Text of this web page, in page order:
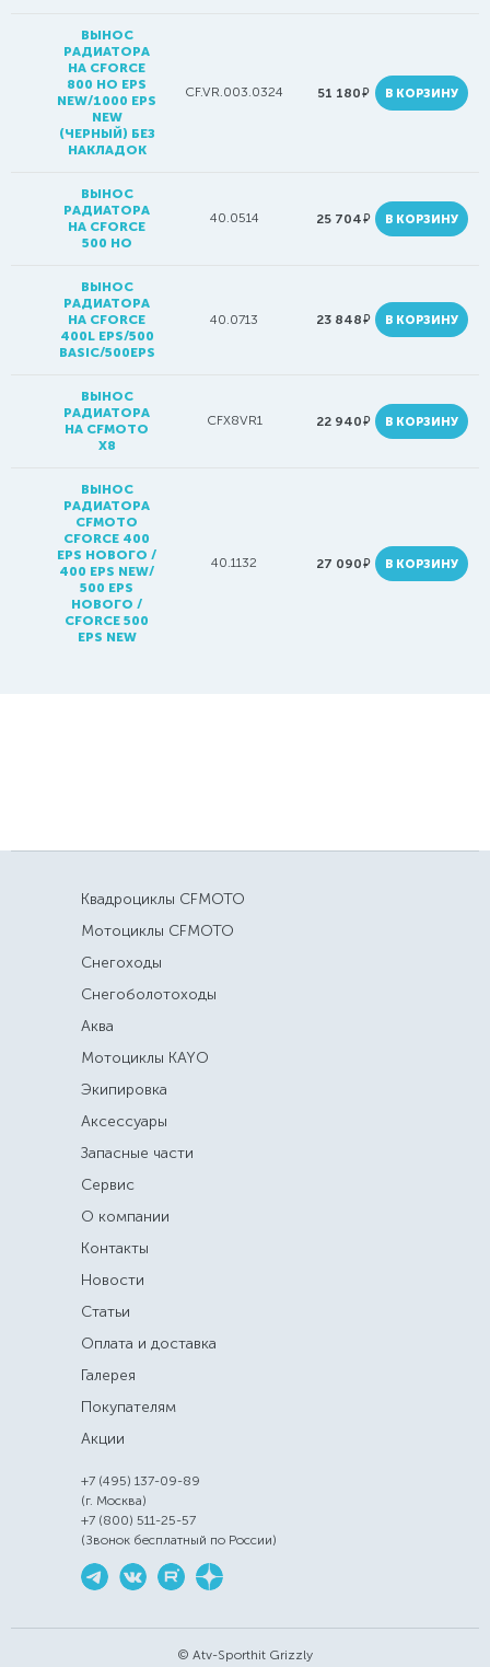
ВЫНОС
РАДИАТОРА
НА CFORCE
800 HO EPS
NEW/1000 EPS
NEW
(ЧЕРНЫЙ) БЕЗ
НАКЛАДОК
CF.VR.003.0324 51 180руб. В КОРЗИНУ
ВЫНОС
РАДИАТОРА
НА CFORCE
500 HO
40.0514 25 704руб. В КОРЗИНУ
ВЫНОС
РАДИАТОРА
НА CFORCE
400L EPS/500
BASIC/500EPS
40.0713 23 848руб. В КОРЗИНУ
ВЫНОС
РАДИАТОРА
НА CFMOTO
X8
CFX8VR1 22 940руб. В КОРЗИНУ
ВЫНОС
РАДИАТОРА
CFMOTO
CFORCE 400
EPS НОВОГО /
400 EPS NEW/
500 EPS
НОВОГО /
CFORCE 500
EPS NEW
40.1132 27 090руб. В КОРЗИНУ
Квадроциклы CFMOTO
Мотоциклы CFMOTO
Снегоходы
Снегоболотоходы
Аква
Мотоциклы KAYO
Экипировка
Аксессуары
Запасные части
Сервис
О компании
Контакты
Новости
Статьи
Оплата и доставка
Галерея
Покупателям
Акции
+7 (495) 137-09-89
(г. Москва)
+7 (800) 511-25-57
(Звонок бесплатный по России)
© Atv-Sporthit Grizzly